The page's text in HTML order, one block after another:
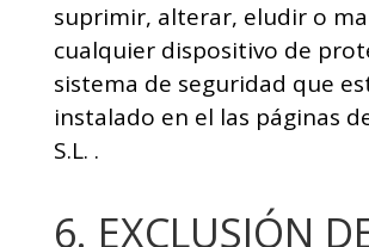
suprimir, alterar, eludir o
cualquier dispositivo de
sistema de seguridad que
instalado en el las páginas
S.L. .
6. EXCLUSIÓN